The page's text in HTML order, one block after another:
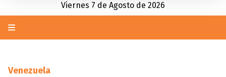
Viernes 7 de Agosto de 2026
Venezuela